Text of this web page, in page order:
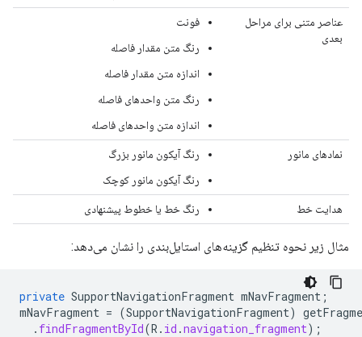
عناصر متنی برای مراحل
بعدی
فونت
رنگ متن مقدار فاصله
اندازه متن مقدار فاصله
رنگ متن واحدهای فاصله
اندازه متن واحدهای فاصله
نمادهای مانور
رنگ آیکون مانور بزرگ
رنگ آیکون مانور کوچک
هدایت خط رنگ خط یا خطوط پیشنهادی
مثال زیر نحوه تنظیم گزینه‌های استایل‌بندی را نشان می‌دهد:
private SupportNavigationFragment mNavFragment ;
mNavFragment = (SupportNavigationFragment)
. findFragmentById(R . id .navigation_fragment);